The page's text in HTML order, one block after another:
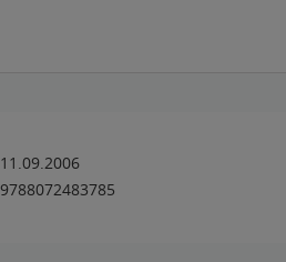
11.09.2006
9788072483785